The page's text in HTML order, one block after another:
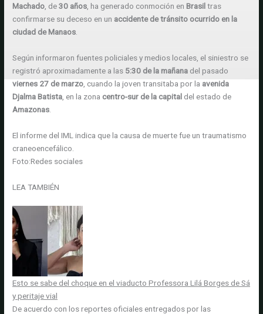
Machado , de30 años , ha generado conmoción en Brasiltras
confirmarse su deceso en un accidente de tránsito ocurrido en la
ciudad de Manaos
Según informaron fuentes policiales y medios locales, el siniestro se
registró aproximadamente a las 5:30 de la mañana del pasado
viernes 27 de marzo , cuando la joven transitaba por la avenida
Djalma Batista , en la zona centro-sur de la capital del estado de
Amazonas
El informe del IML indica que la causa de muerte fue un traumatismo
craneoencefálico.
Foto:Redes sociales
LEA TAMBIÉN
Esto se sabe del choque en el viaducto Professora Lilá Borges de Sá
y peritaje vial
De acuerdo con los reportes oficiales entregados por las